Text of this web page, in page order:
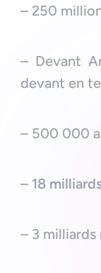
– 250
– Devant
devant en
– 500 000
– 18
– 3 milliards